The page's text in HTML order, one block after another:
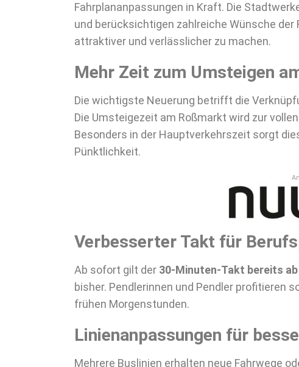
Fahrplananpassungen in Kraft. Die
und berücksichtigen zahlreiche Wünsche
attraktiver und verlässlicher zu machen.
Mehr Zeit zum Umsteigen
Die wichtigste Neuerung betrifft die
Die Umsteigezeit am Roßmarkt wird zur
Besonders in der Hauptverkehrszeit sorgt
Pünktlichkeit.
Verbesserter Takt für
Ab sofort gilt der 30-Minuten-Takt bereits ab
bisher. Pendlerinnen und Pendler profitieren
frühen Morgenstunden.
Linienanpassungen für
Mehrere Buslinien erhalten neue Fahrwege